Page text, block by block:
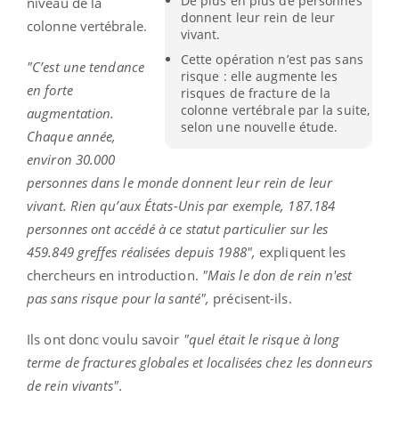
donnent leur rein de leur
vivant.
Cette opération n’est pas sans
risque : elle augmente les
risques de fracture de la
colonne vertébrale par la suite,
selon une nouvelle étude.
colonne vertébrale.
"C’est une tendance
en forte
augmentation.
Chaque année,
environ 30.000
personnes dans le monde donnent leur rein de leur
vivant. Rien qu’aux États-Unis par exemple, 187.184
personnes ont accédé à ce statut particulier sur les
459.849 greffes réalisées depuis 1988", expliquent les
chercheurs en introduction. "Mais le don de rein n'est
pas sans risque pour la santé", précisent-ils.
Ils ont donc voulu savoir "quel était le risque à long
terme de fractures globales et localisées chez les donneurs
de rein vivants".